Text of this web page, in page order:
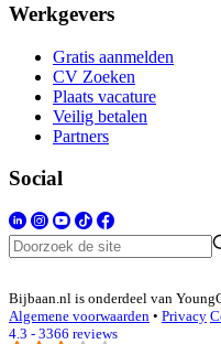
Werkgevers
Gratis aanmelden
CV Zoeken
Plaats vacature
Veilig betalen
Partners
Social
Bijbaan.nl is onderdeel van
Algemene voorwaarden • Privacy
4.3 - 3366 reviews